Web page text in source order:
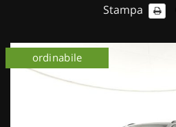
NOLEGGIO AUTO
Stampa
ordinabile